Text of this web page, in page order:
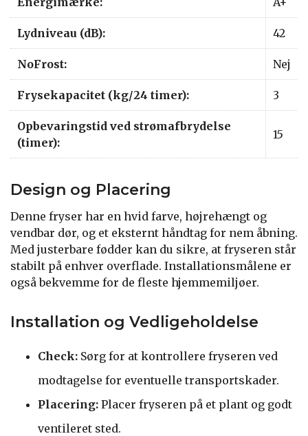
Lydniveau (dB): 42
NoFrost: Nej
Frysekapacitet (kg/24 timer): 3
Opbevaringstid ved strømafbrydelse
(timer):
15
Design og Placering
Denne fryser har en hvid farve, højrehængt og
vendbar dør, og et eksternt håndtag for nem åbning.
Med justerbare fødder kan du sikre, at fryseren står
stabilt på enhver overflade. Installationsmålene er
også bekvemme for de fleste hjemmemiljøer.
Installation og Vedligeholdelse
Check: Sørg for at kontrollere fryseren ved
modtagelse for eventuelle transportskader.
Placering: Placer fryseren på et plant og godt
ventileret sted.